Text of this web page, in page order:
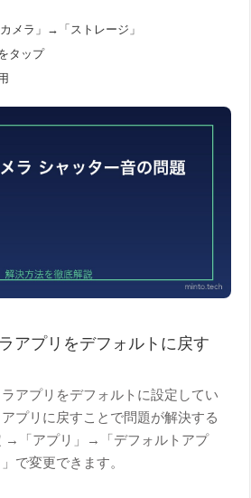
メラ」→「ストレージ」
タップ
アプリをデフォルトに戻す
アプリをデフォルトに設定してい
プリに戻すことで問題が解決する
→「アプリ」→「デフォルトアプ
で変更できます。